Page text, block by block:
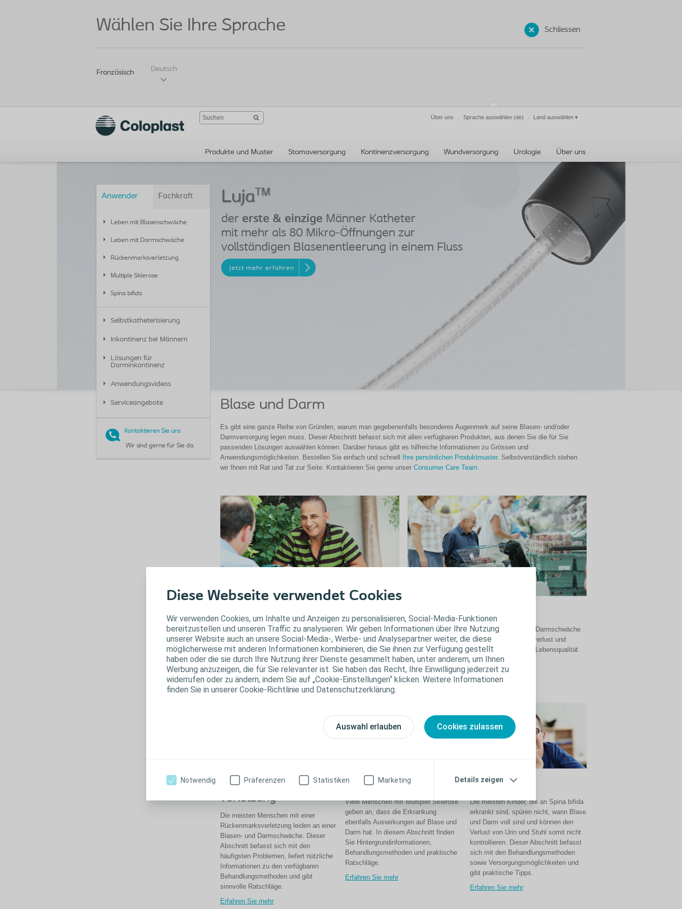
Diese Webseite verwendet Cookies
Wir verwenden Cookies, um Inhalte und Anzeigen zu personalisieren, Social-Media-Funktionen
bereitzustellen und unseren Traffic zu analysieren. Wir geben Informationen über Ihre Nutzung
unserer Website auch an unsere Social-Media-, Werbe- und Analysepartner weiter, die diese
möglicherweise mit anderen Informationen kombinieren, die Sie ihnen zur Verfügung gestellt
haben oder die sie durch Ihre Nutzung ihrer Dienste gesammelt haben, unter anderem, um Ihnen
Werbung anzuzeigen, die für Sie relevanter ist. Sie haben das Recht, Ihre Einwilligung jederzeit zu
widerrufen oder zu ändern, indem Sie auf „Cookie-Einstellungen“ klicken. Weitere Informationen
finden Sie in unserer Cookie-Richtlinie und Datenschutzerklärung.
Auswahl erlauben Cookies zulassen
Notwendig Präferenzen Statistiken Marketing Details zeigen
Schliessen
Wählen Sie Ihre Sprache
Französisch Deutsch
Über uns Sprache auswählen (de) Land auswählen ▾
Produkte und Muster Stomaversorgung Kontinenzversorgung Wundversorgung Urologie Über uns
Anwender
Leben mit Blasenschwäche
Leben mit Darmschwäche
Rückenmarksverletzung
Multiple Sklerose
Spina bifida
Fachkraft
Selbstkatheterisierung
Inkontinenz bei Männern
Lösungen für
Darminkontinenz
Anwendungsvideos
Serviceangebote
Kontaktieren Sie uns
Wir sind gerne für Sie da.
LujaTM
der erste & einzige Männer Katheter
mit mehr als 80 Mikro-Öffnungen zur
vollständigen Blasenentleerung in einem Fluss
Jetzt mehr erfahren
Blase und Darm
Es gibt eine ganze Reihe von Gründen, warum man gegebenenfalls besonderes Augenmerk auf seine Blasen- und/oder
Darmversorgung legen muss. Dieser Abschnitt befasst sich mit allen verfügbaren Produkten, aus denen Sie die für Sie
passenden Lösungen auswählen können. Darüber hinaus gibt es hilfreiche Informationen zu Grössen und
Anwendungsmöglichkeiten. Bestellen Sie einfach und schnell Ihre persönlichen Produktmuster. Selbstverständlich stehen
wir Ihnen mit Rat und Tat zur Seite. Kontaktieren Sie gerne unser Consumer Care Team
Blasenschwäche
Blasenschwäche und Blasenfunktionsstörungen wie
Inkontinenz und Harnverhalt können eine ganze Reihe von
medizinischen Ursachen haben.
Erfahren Sie mehr über Blasenschwäche
Darmschwäche
Ohne angemessene Behandlung kann eine Darmschwäche
mit ihren gängigsten Symptomen wie Stuhlverlust und
Verstopfung enorme Auswirkungen auf Ihre Lebensqualität
haben.
Erfahren Sie mehr über Darmschwäche
Rückenmarks-
verletzung
Die meisten Menschen mit einer
Rückenmarksverletzung leiden an einer
Blasen- und Darmschwäche. Dieser
Abschnitt befasst sich mit den
häufigsten Problemen, liefert nützliche
Informationen zu den verfügbaren
Behandlungsmethoden und gibt
sinnvolle Ratschläge.
Erfahren Sie mehr
Multiple Sklerose
Viele Menschen mit Multipler Sklerose
geben an, dass die Erkrankung
ebenfalls Auswirkungen auf Blase und
Darm hat. In diesem Abschnitt finden
Sie Hintergrundinformationen,
Behandlungsmethoden und praktische
Ratschläge.
Erfahren Sie mehr
Spina bifida
Die meisten Kinder, die an Spina bifida
erkrankt sind, spüren nicht, wann Blase
und Darm voll sind und können den
Verlust von Urin und Stuhl somit nicht
kontrollieren. Dieser Abschnitt befasst
sich mit den Behandlungsmethoden
sowie Versorgungsmöglichkeiten und
gibt praktische Tipps.
Erfahren Sie mehr